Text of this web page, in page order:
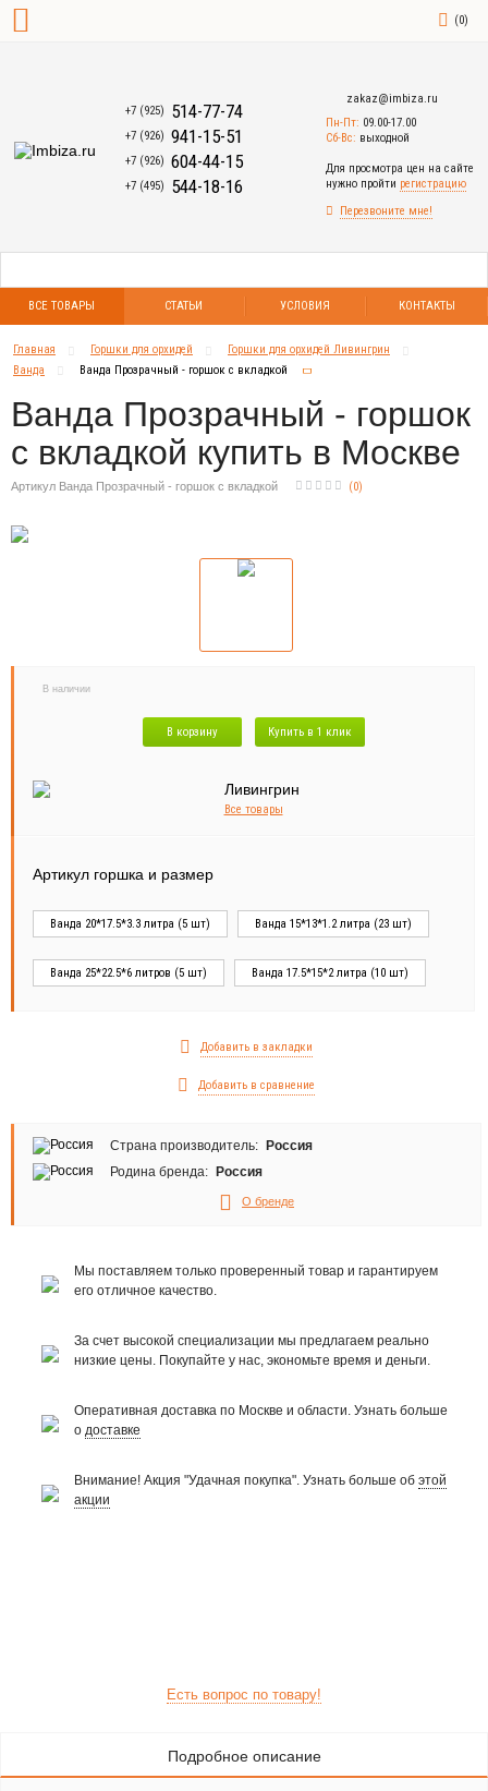
(0)
+7 (925) 514-77-74
+7 (926) 941-15-51
+7 (926) 604-44-15
+7 (495) 544-18-16
zakaz@imbiza.ru
Пн-Пт: 09.00-17.00
Сб-Вс: выходной
Для просмотра цен на сайте
нужно пройти регистрацию
Перезвоните мне!
ВСЕ ТОВАРЫ СТАТЬИ УСЛОВИЯ КОНТАКТЫ
Главная Горшки для орхидей
Горшки для орхидей Ливингрин
Ванда
Ванда Прозрачный - горшок с вкладкой
Ванда Прозрачный - горшок
с вкладкой купить в Москве
Артикул Ванда Прозрачный - горшок с вкладкой (0)
В наличии
В корзину Купить в 1 клик
Все товары
Артикул горшка и размер
Ванда 20*17.5*3.3 литра (5 шт) Ванда 15*13*1.2 литра (23 шт)
Ванда 25*22.5*6 литров (5 шт) Ванда 17.5*15*2 литра (10 шт)
Добавить в закладки
Добавить в сравнение
Страна производитель: Россия
Родина бренда: Россия
О бренде
Мы поставляем только проверенный товар и гарантируем
его отличное качество.
За счет высокой специализации мы предлагаем реально
низкие цены. Покупайте у нас, экономьте время и деньги.
Оперативная доставка по Москве и области. Узнать больше
о доставке
Внимание! Акция "Удачная покупка". Узнать больше об этой
акции
Есть вопрос по товару!
Подробное описание